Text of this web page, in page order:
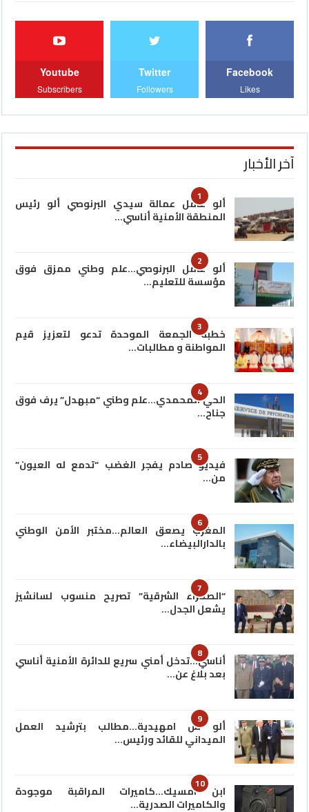
Facebook
Likes
Twitter
Followers
Youtube
Subscribers
آخر الأخبار
1
ألو عامل عمالة سيدي البرنوصي ألو رئيس
المنطقة الأمنية أناسي…
2
ألو عامل البرنوصي…علم وطني ممزق فوق
مؤسسة للتعليم…
3
خطبة الجمعة الموحدة تدعو لتعزيز قيم
المواطنة و مطالبات…
4
الحي المحمدي…علم وطني “مبهدل” يرف فوق
جناح…
5
فيديو صادم يفجر الغضب “تدمع له العيون”
من…
6
المغرب يصعق العالم…مختبر الأمن الوطني
بالدارالبيضاء…
7
“الصحراء الشرقية” تصريح منسوب لسانشيز
يشعل الجدل…
8
أناسي…تدخل أمني سريع للدائرة الأمنية أناسي
بعد بلاغ عن…
9
ألو س امهيدية…مطالب بترشيد العمل
الميداني للقائد ورئيس…
10
ابن امسيك…كاميرات المراقبة موجودة
والكاميرات الصدرية…